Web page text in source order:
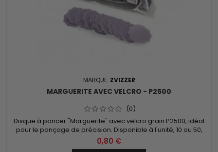
MARQUE: ZVIZZER
MARGUERITE AVEC VELCRO - P2500
(0)
Disque à poncer "Marguerite" avec velcro grain P2500, idéal
pour le ponçage de précision. Disponible à l'unité, 10 ou 50,
diamètre 35mm.
0,80 €